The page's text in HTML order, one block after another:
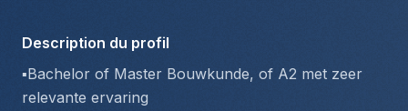
Description du profil
▪️Bachelor of Master Bouwkunde, of A2 met zeer
relevante ervaring